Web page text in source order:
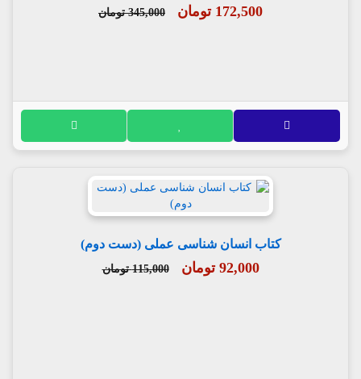
172,500 تومان 345,000 تومان
کتاب انسان شناسی عملی (دست دوم)
92,000 تومان 115,000 تومان